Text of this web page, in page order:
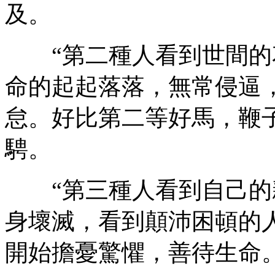
及。
“第二種人看到世間的
命的起起落落，無常侵逼
怠。好比第二等好馬，鞭
騁。
“第三種人看到自己的
身壞滅，看到顛沛困頓的
開始擔憂驚懼，善待生命